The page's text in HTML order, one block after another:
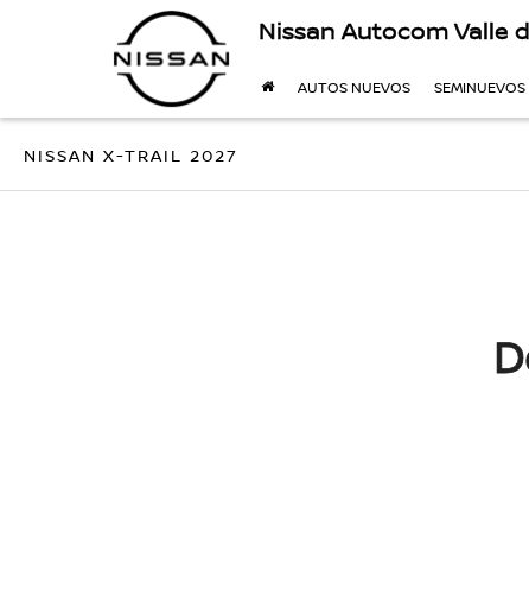
Nissan Autocom Valle
AUTOS NUEVOS SEMINUEVOS
NISSAN X-TRAIL 2027